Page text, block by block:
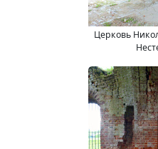
Церковь